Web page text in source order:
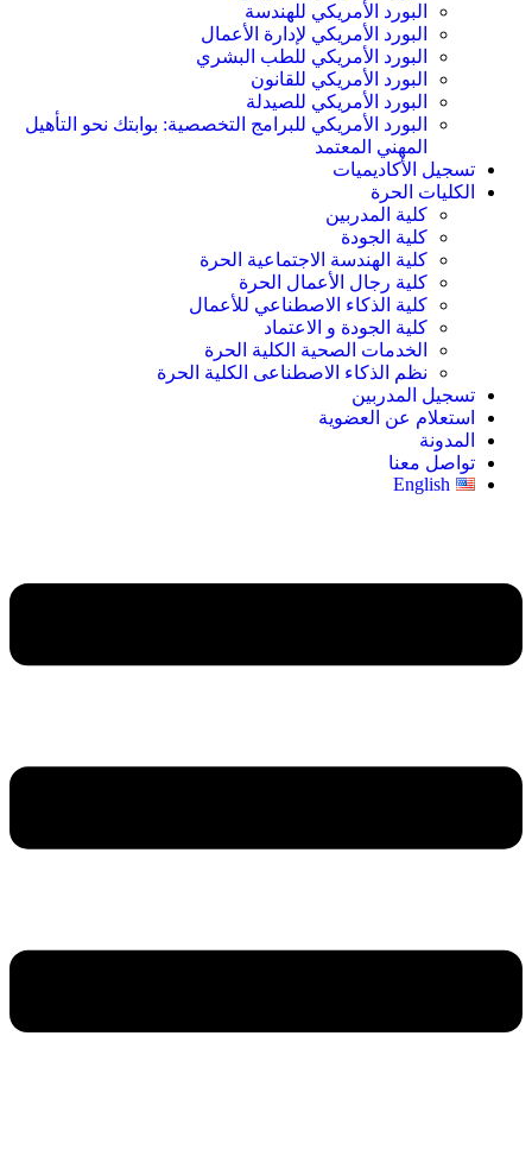
البورد الأمريكي للهندسة
البورد الأمريكي لإدارة الأعمال
البورد الأمريكي للطب البشري
البورد الأمريكي للقانون
البورد الأمريكي للصيدلة
البورد الأمريكي للبرامج التخصصية: بوابتك نحو التأهيل
المهني المعتمد
تسجيل الأكاديميات
الكليات الحرة
كلية المدربين
كلية الجودة
كلية الهندسة الاجتماعية الحرة
كلية رجال الأعمال الحرة
كلية الذكاء الاصطناعي للأعمال
كلية الجودة و الاعتماد
الخدمات الصحية الكلية الحرة
نظم الذكاء الاصطناعى الكلية الحرة
تسجيل المدربين
استعلام عن العضوية
المدونة
تواصل معنا
English